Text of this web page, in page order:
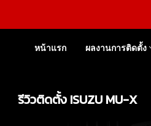
หน้าแรก ผลงานการติดตั้ง
รีวิวติดตั้ง ISUZU MU-X